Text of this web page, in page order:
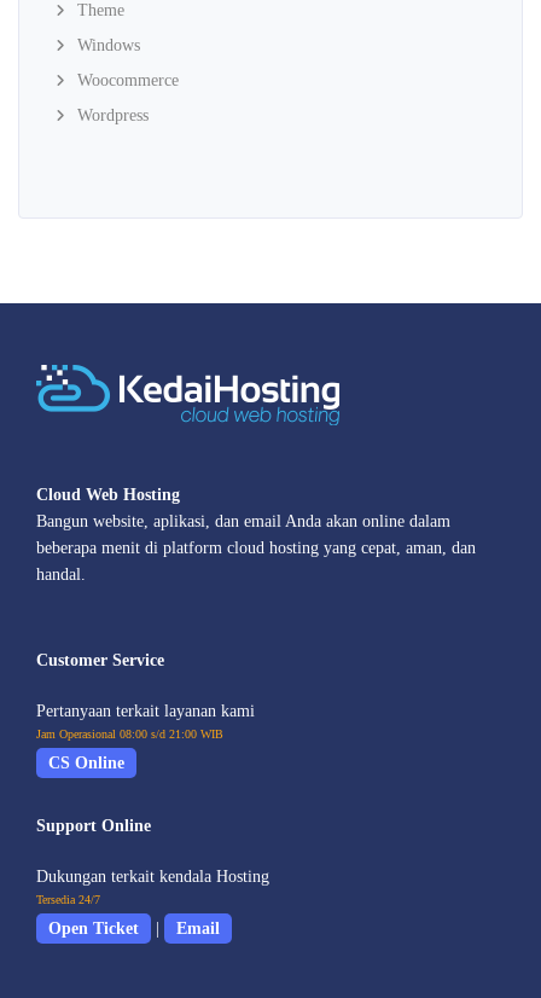
Theme
Windows
Woocommerce
Wordpress
Cloud Web Hosting
Bangun website, aplikasi, dan email Anda akan online dalam
beberapa menit di platform cloud hosting yang cepat, aman, dan
handal.
Customer Service
Pertanyaan terkait layanan kami
Jam Operasional 08:00 s/d 21:00 WIB
CS Online
Support Online
Dukungan terkait kendala Hosting
Tersedia 24/7
Open Ticket Email